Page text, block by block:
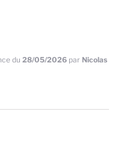
du 28/05/2026 par Nicolas